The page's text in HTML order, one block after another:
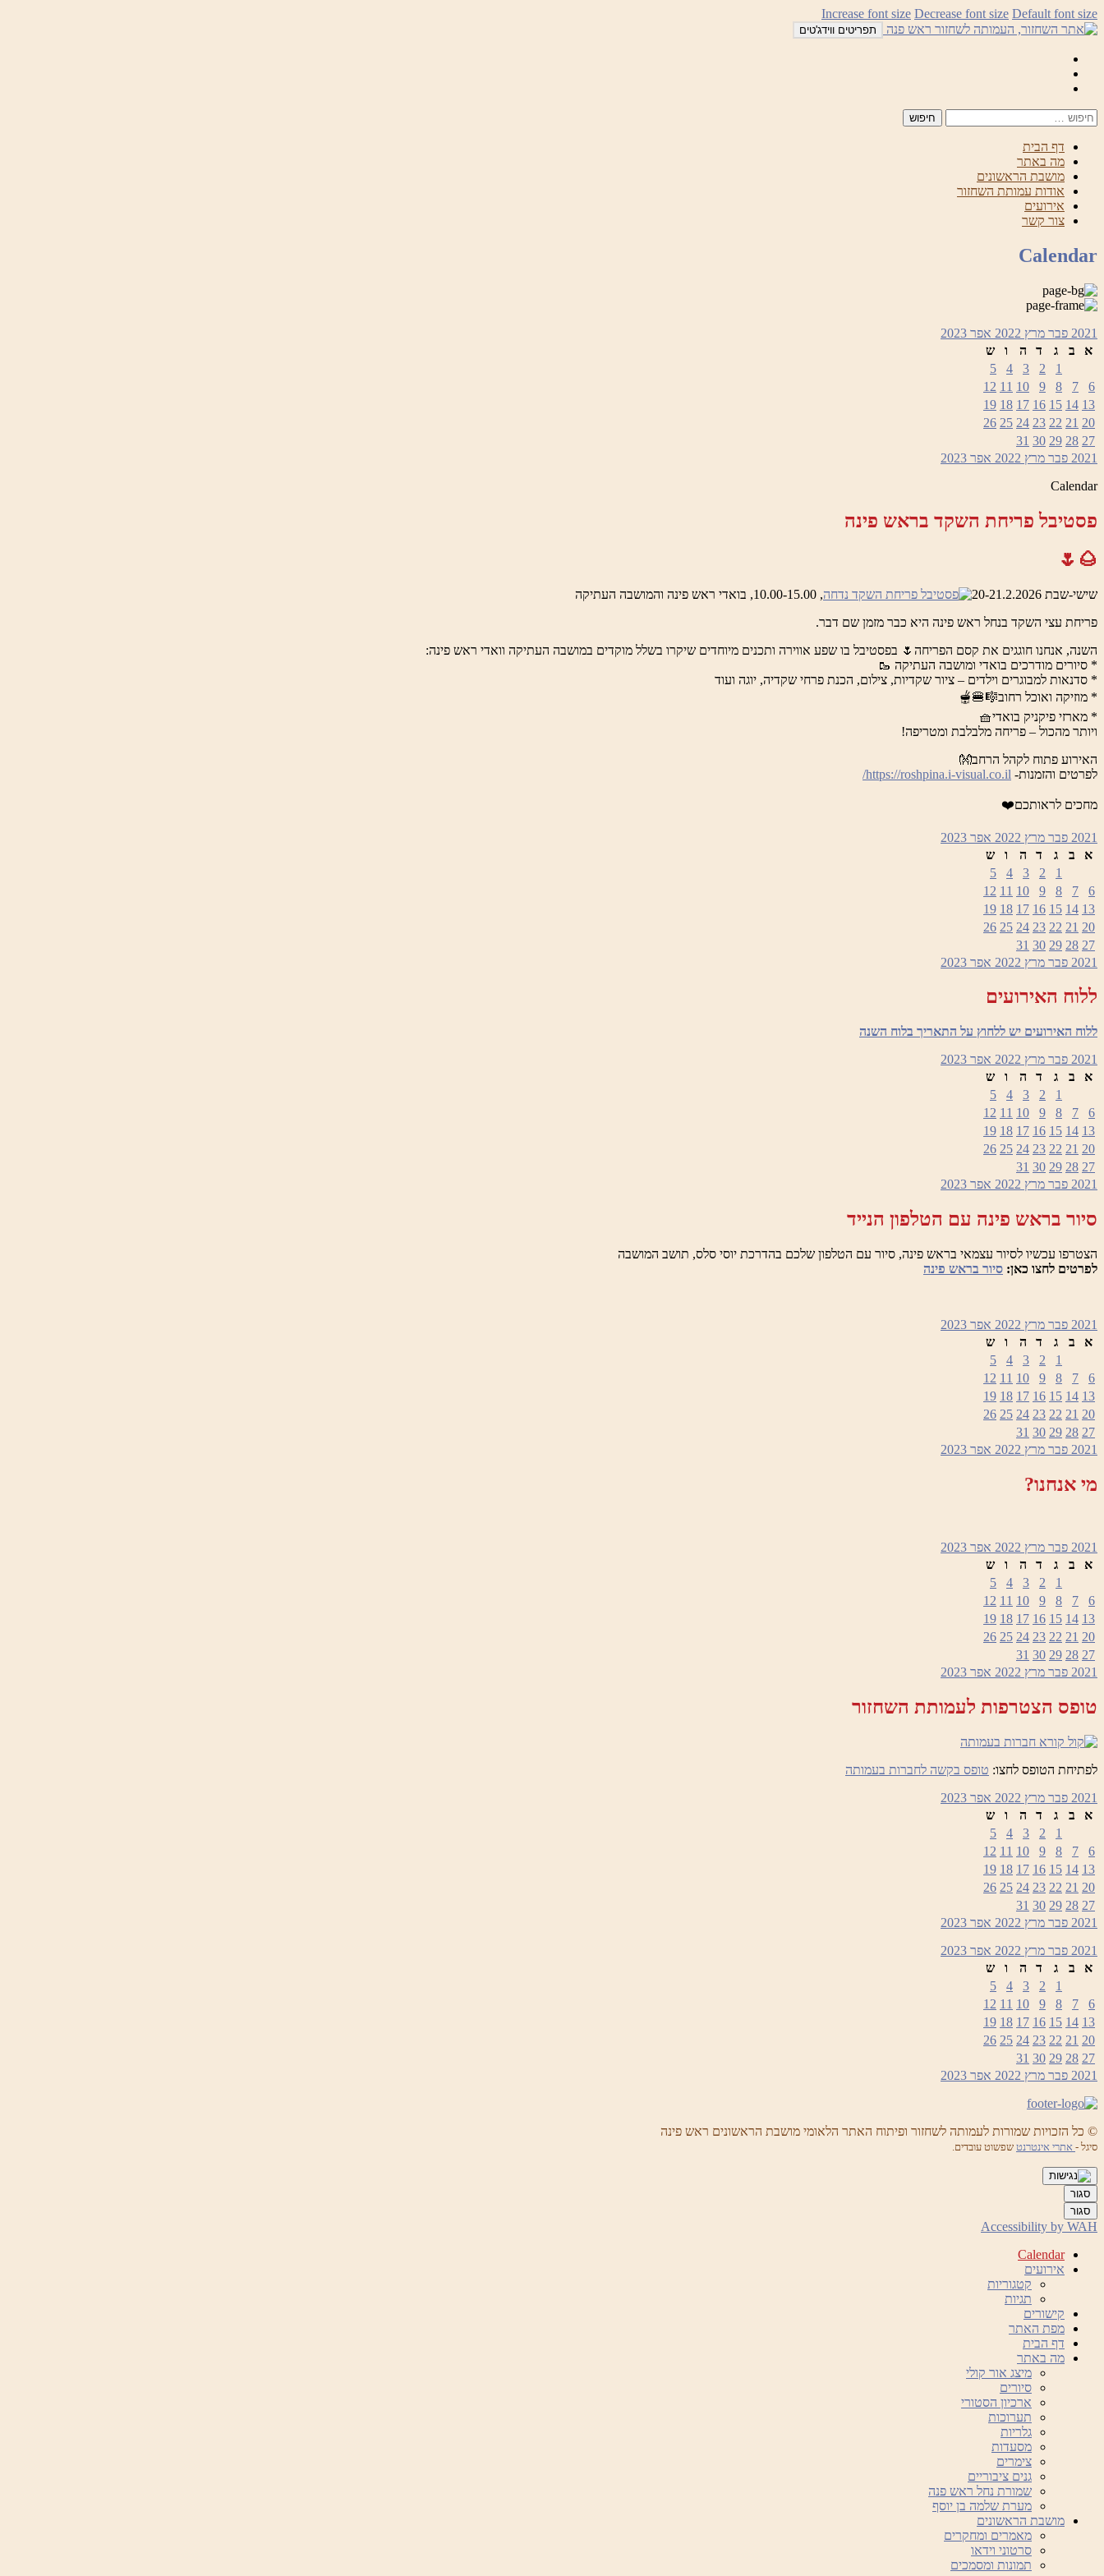
לדלג
לתוכן
Increase font size Decrease font size Default font size
תפריטים ווידג'טים
דף הבית
מה באתר
מושבת הראשונים
אודות עמותת השחזור
אירועים
צור קשר
Calendar
2021 פבר מרץ 2022 אפר 2023
א
ב ג ד ה ו
ש
1
2
3
4
5
6
7
8
9
10
11
12
13
14
15
16
17
18
19
20
21
22
23
24
25
26
27
28
29
30
31
2021 פבר מרץ 2022 אפר 2023
Calendar
פסטיבל פריחת השקד בראש פינה
🌰🌷
שישי-שבת 20-21.2.2026
, 10.00-15.00, בואדי ראש פינה והמושבה העתיקה
פריחת עצי השקד בנחל ראש פינה היא כבר מזמן שם דבר.
השנה, אנחנו חוגגים את קסם הפריחה🌷 בפסטיבל בו שפע אווירה ותכנים מיוחדים שיקרו בשלל מוקדים במושבה העתיקה וואדי ראש פינה:
* סיורים מודרכים בואדי ומושבה העתיקה 🥾
* סדנאות למבוגרים וילדים – ציור שקדיות, צילום, הכנת פרחי שקדיה, יוגה ועוד
* מוזיקה ואוכל רחוב🎼🍔🫕
* מארזי פיקניק בואדי🧺
ויותר מהכול – פריחה מלבלבת ומטריפה!
האירוע פתוח לקהל הרחב👐
לפרטים והזמנות- https://roshpina.i-visual.co.il/
מחכים לראותכם❤️
2021 פבר מרץ 2022 אפר 2023
א
ב ג ד ה ו
ש
1
2
3
4
5
6
7
8
9
10
11
12
13
14
15
16
17
18
19
20
21
22
23
24
25
26
27
28
29
30
31
2021 פבר מרץ 2022 אפר 2023
ללוח האירועים
ללוח האירועים יש ללחוץ על התאריך בלוח השנה
2021 פבר מרץ 2022 אפר 2023
א
ב ג ד ה ו
ש
1
2
3
4
5
6
7
8
9
10
11
12
13
14
15
16
17
18
19
20
21
22
23
24
25
26
27
28
29
30
31
2021 פבר מרץ 2022 אפר 2023
סיור בראש פינה עם הטלפון הנייד
הצטרפו עכשיו לסיור עצמאי בראש פינה, סיור עם הטלפון שלכם בהדרכת יוסי סלס, תושב המושבה
לפרטים לחצו כאן: סיור בראש פינה
2021 פבר מרץ 2022 אפר 2023
א
ב ג ד ה ו
ש
1
2
3
4
5
6
7
8
9
10
11
12
13
14
15
16
17
18
19
20
21
22
23
24
25
26
27
28
29
30
31
2021 פבר מרץ 2022 אפר 2023
מי אנחנו?
2021 פבר מרץ 2022 אפר 2023
א
ב ג ד ה ו
ש
1
2
3
4
5
6
7
8
9
10
11
12
13
14
15
16
17
18
19
20
21
22
23
24
25
26
27
28
29
30
31
2021 פבר מרץ 2022 אפר 2023
טופס הצטרפות לעמותת השחזור
לפתיחת הטופס לחצו: טופס בקשה לחברות בעמותה
2021 פבר מרץ 2022 אפר 2023
א
ב ג ד ה ו
ש
1
2
3
4
5
6
7
8
9
10
11
12
13
14
15
16
17
18
19
20
21
22
23
24
25
26
27
28
29
30
31
2021 פבר מרץ 2022 אפר 2023
2021 פבר מרץ 2022 אפר 2023
א
ב ג ד ה ו
ש
1
2
3
4
5
6
7
8
9
10
11
12
13
14
15
16
17
18
19
20
21
22
23
24
25
26
27
28
29
30
31
2021 פבר מרץ 2022 אפר 2023
© כל הזכויות שמורות לעמותה לשחזור ופיתוח האתר הלאומי מושבת הראשונים ראש פינה
סיגל - אתרי אינטרנט שפשוט עובדים.
סגור
סגור
Accessibility by WAH
Calendar
אירועים
קטגוריות
תגיות
קישורים
מפת האתר
דף הבית
מה באתר
מיצג אור קולי
סיורים
ארכיון הסטורי
תערוכות
גלריות
מסעדות
צימרים
גנים ציבוריים
שמורת נחל ראש פנה
מערת שלמה בן יוסף
מושבת הראשונים
מאמרים ומחקרים
סרטוני וידאו
תמונות ומסמכים